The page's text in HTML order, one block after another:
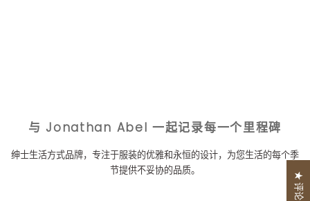
与 Jonathan Abel 一起记录每一个里程碑
绅士生活方式品牌，专注于服装的优雅和永恒的设计，为您生活的每个季
节提供不妥协的品质。
★ 评论